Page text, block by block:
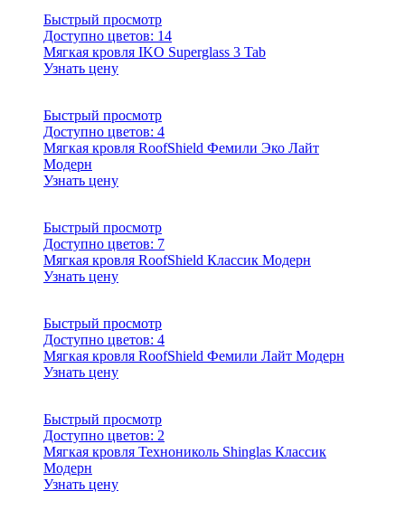
Быстрый просмотр
Доступно цветов: 14
Мягкая кровля IKO Superglass 3 Tab
Узнать цену
Быстрый просмотр
Доступно цветов: 4
Мягкая кровля RoofShield Фемили Эко Лайт
Модерн
Узнать цену
Быстрый просмотр
Доступно цветов: 7
Мягкая кровля RoofShield Классик Модерн
Узнать цену
Быстрый просмотр
Доступно цветов: 4
Мягкая кровля RoofShield Фемили Лайт Модерн
Узнать цену
Быстрый просмотр
Доступно цветов: 2
Мягкая кровля Технониколь Shinglas Классик
Модерн
Узнать цену